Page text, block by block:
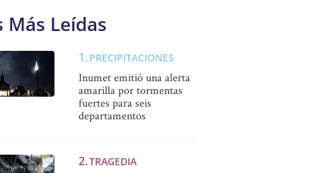
Más Leídas
PRECIPITACIONES
Inumet emitió una alerta
amarilla por tormentas
fuertes para seis
departamentos
TRAGEDIA